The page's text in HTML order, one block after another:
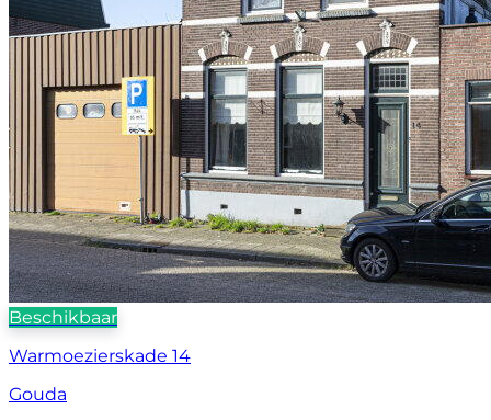
Beschikbaar
Warmoezierskade 14
Gouda